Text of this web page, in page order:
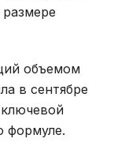
объемом
в сентябре
ключевой
формуле.